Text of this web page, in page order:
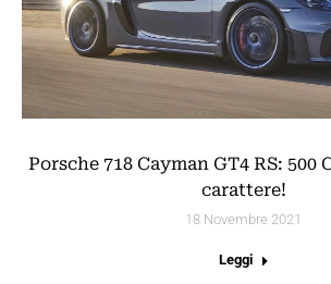
Porsche 718 Cayman GT4 RS: 500
carattere!
18 Novembre 2021
Leggi